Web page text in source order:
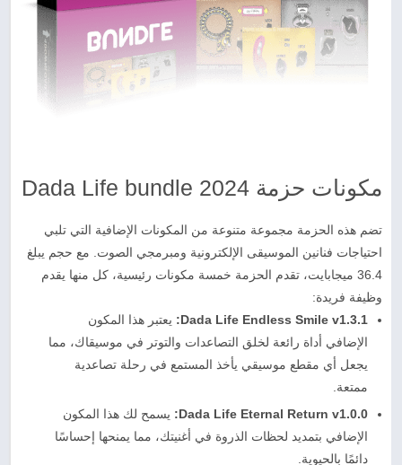
مكونات حزمة Dada Life bundle 2024
تضم هذه الحزمة مجموعة متنوعة من المكونات الإضافية التي تلبي
احتياجات فنانين الموسيقى الإلكترونية ومبرمجي الصوت. مع حجم يبلغ
36.4 ميجابايت، تقدم الحزمة خمسة مكونات رئيسية، كل منها يقدم
وظيفة فريدة:
Dada Life Endless Smile v1.3.1:
يعتبر هذا المكون
الإضافي أداة رائعة لخلق التصاعدات والتوتر في موسيقاك، مما
يجعل أي مقطع موسيقي يأخذ المستمع في رحلة تصاعدية
ممتعة.
Dada Life Eternal Return v1.0.0:
يسمح لك هذا المكون
الإضافي بتمديد لحظات الذروة في أغنيتك، مما يمنحها إحساسًا
دائمًا بالحيوية.